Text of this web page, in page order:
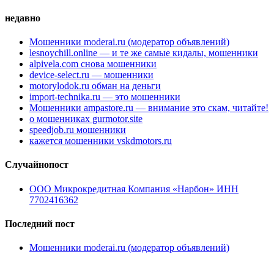
недавно
Мошенники moderai.ru (модератор объявлений)
lesnoychill.online — и те же самые кидалы, мошенники
alpivela.com снова мошенники
device-select.ru — мошенники
motorylodok.ru обман на деньги
import-technika.ru — это мошенники
Мошенники ampastore.ru — внимание это скам, читайте!
о мошенниках gurmotor.site
speedjob.ru мошенники
кажется мошенники vskdmotors.ru
Случайнопост
ООО Микрокредитная Компания «Нарбон» ИНН
7702416362
Последний пост
Мошенники moderai.ru (модератор объявлений)